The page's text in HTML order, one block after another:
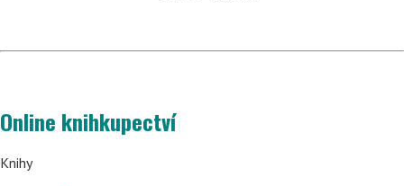
Online knihkupectví
Knihy